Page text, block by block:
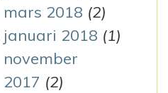
mars 2018 (2)
januari 2018 (1)
november
2017 (2)